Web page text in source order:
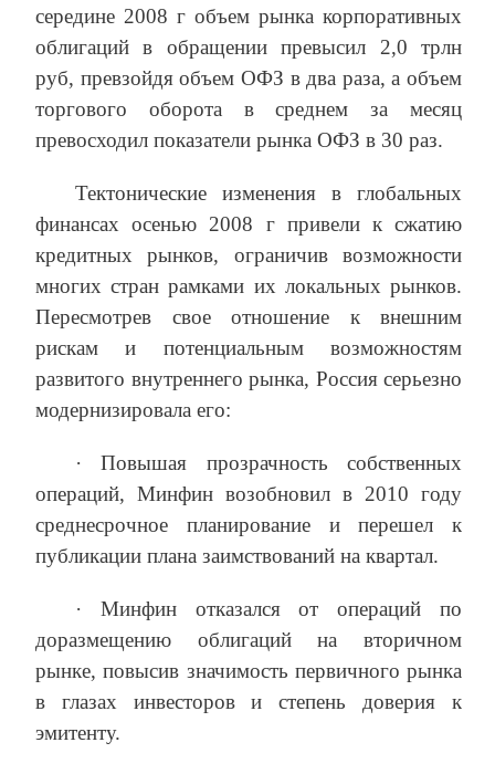
середине 2008 г объем рынка корпоративных
облигаций в обращении превысил 2,0 трлн
руб, превзойдя объем ОФЗ в два раза, а объем
торгового оборота в среднем за месяц
превосходил показатели рынка ОФЗ в 30 раз.
Тектонические изменения в глобальных
финансах осенью 2008 г привели к сжатию
кредитных рынков, ограничив возможности
многих стран рамками их локальных рынков.
Пересмотрев свое отношение к внешним
рискам и потенциальным возможностям
развитого внутреннего рынка, Россия серьезно
модернизировала его:
· Повышая прозрачность собственных
операций, Минфин возобновил в 2010 году
среднесрочное планирование и перешел к
публикации плана заимствований на квартал.
· Минфин отказался от операций по
доразмещению облигаций на вторичном
рынке, повысив значимость первичного рынка
в глазах инвесторов и степень доверия к
эмитенту.